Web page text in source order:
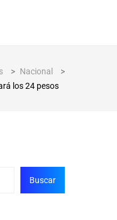
> Nacional
>
los 24 pesos
Buscar